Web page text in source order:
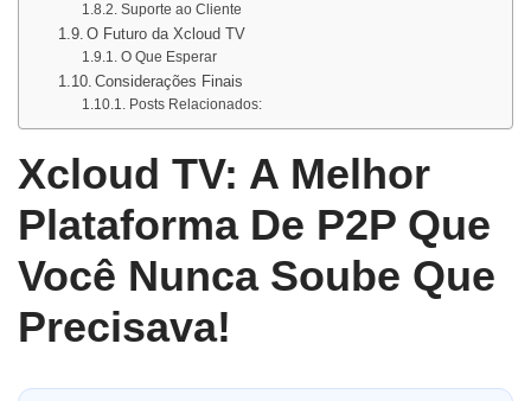
Suporte ao Cliente
O Futuro da Xcloud TV
O Que Esperar
Considerações Finais
Posts Relacionados:
Xcloud TV: A Melhor
Plataforma De P2P Que
Você Nunca Soube Que
Precisava!